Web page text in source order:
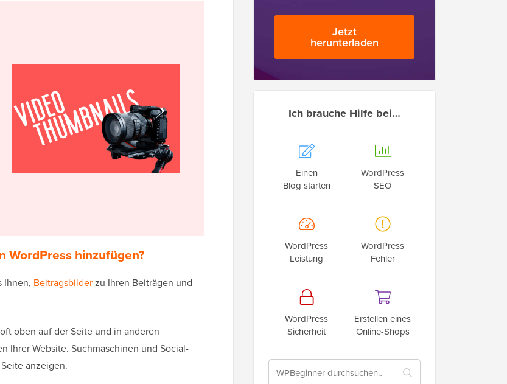
WordPress hinzufügen?
Ihnen, Beitragsbilderzu Ihren Beiträgen und
oben auf der Seite und in anderen
Ihrer Website. Suchmaschinen und Social-
anzeigen.
Jetzt
herunterladen
Ich brauche Hilfe bei…
Einen
Blog starten
WordPress
SEO
WordPress
Leistung
WordPress
Fehler
WordPress
Sicherheit
Erstellen eines
Online-Shops